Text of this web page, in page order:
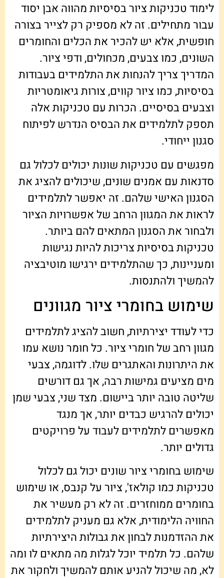
לימוד טכניקות ציור בסיסיות מהווה אבן יסוד
עבור מתחילים. זה לא מספיק רק לצייר בצורה
חופשית, אלא יש להכיר את הכלים והחומרים
השונים, כמו צבעים, מכחולים, ודפי ציור.
המדריך צריך להנחות את התלמידים בעבודות
בסיסיות, כמו ציור קווים, צורות גיאומטריות
וצבעים בסיסיים. הכרות עם טכניקות אלה
תספק לתלמידים את הבסיס הנדרש לפיתוח
סגנון ייחודי.
מפגשים עם טכניקות שונות יכולים לכלול גם
סדנאות עם אמנים שונים, שיכולים להציג את
הסגנון האישי שלהם. זה יאפשר לתלמידים
לראות את המגוון הרחב של אפשרויות הציור
ולבחור את הסגנון המתאים להם ביותר.
טכניקות בסיסיות צריכות להיות נגישות
ומעניינות, כך שהתלמידים ירגישו מוטיבציה
להמשיך ולהתנסות.
שימוש בחומרי ציור מגוונים
כדי לעודד יצירתיות, חשוב להציג לתלמידים
מגוון רחב של חומרי ציור. כל חומר נושא עמו
את היתרונות והאתגרים שלו. לדוגמה, צבעי
מים מציעים גמישות רבה, אך גם דורשים
שליטה טובה יותר ביישום. מצד שני, צבעי שמן
יכולים להרגיש כבדים יותר, אך מנגד
מאפשרים לתלמידים לעבוד על פרויקטים
גדולים יותר.
שימוש בחומרי ציור שונים יכול גם לכלול
טכניקות כמו קולאז', ציור על קנבס, או שימוש
בחומרים ממוחזרים. זה לא רק מעשיר את
החוויה הלימודית, אלא גם מעניק לתלמידים
את ההזדמנות לבחון את גבולות היצירתיות
שלהם. כל תלמיד יוכל לגלות מה מתאים לו ומה
לא, מה שיכול להניע אותם להמשיך ולחקור את